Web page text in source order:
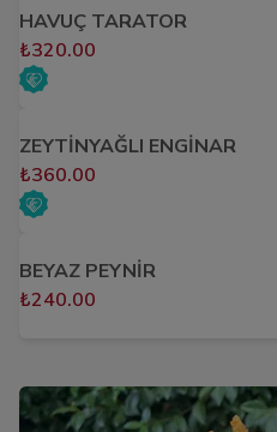
HAVUÇ TARATOR
₺320.00
ZEYTİNYAĞLI ENGİNAR
₺360.00
BEYAZ PEYNİR
₺240.00